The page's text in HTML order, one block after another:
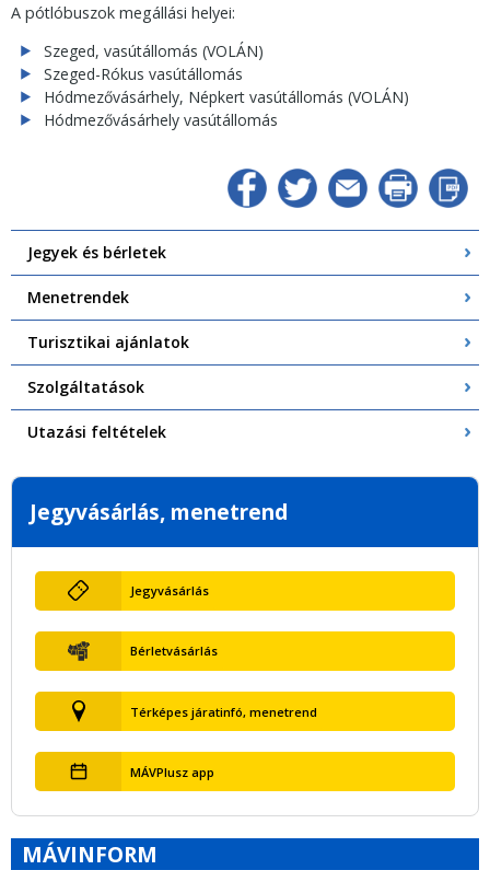
A pótlóbuszok megállási helyei:
Szeged, vasútállomás (VOLÁN)
Szeged-Rókus vasútállomás
Hódmezővásárhely, Népkert vasútállomás (VOLÁN)
Hódmezővásárhely vasútállomás
Jegyek és bérletek
Menetrendek
Turisztikai ajánlatok
Szolgáltatások
Utazási feltételek
Jegyvásárlás, menetrend
Jegyvásárlás
Bérletvásárlás
Térképes járatinfó, menetrend
MÁVPlusz app
MÁVINFORM